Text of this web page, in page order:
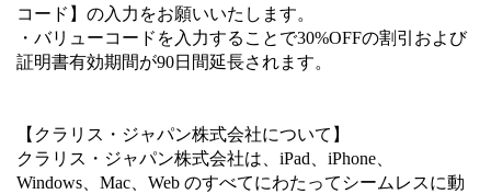
コード】の入力をお願いいたします。
・バリューコードを入力することで30%OFFの割引および
証明書有効期間が90日間延長されます。
【クラリス・ジャパン株式会社について】
クラリス・ジャパン株式会社は、iPad、iPhone、
Windows、Mac、Web のすべてにわたってシームレスに動